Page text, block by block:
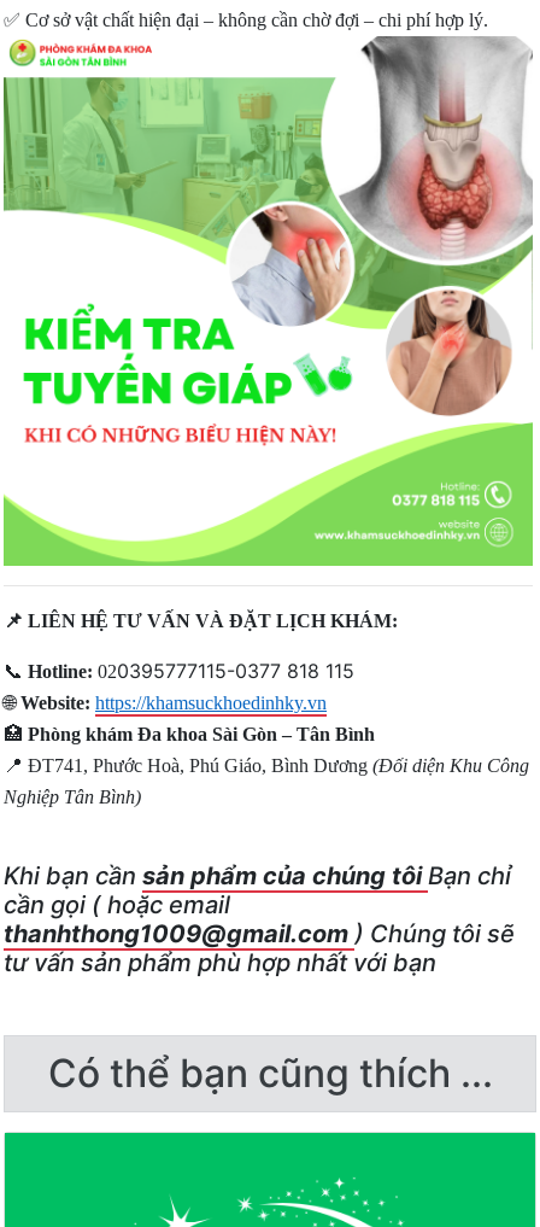
✅ Cơ sở vật chất hiện đại – không cần chờ đợi – chi phí hợp lý.
📌 LIÊN HỆ TƯ VẤN VÀ ĐẶT LỊCH KHÁM:
📞 Hotline: 020395777115-0377 818 115
🌐 Website: https://khamsuckhoedinhky.vn
🏥 Phòng khám Đa khoa Sài Gòn – Tân Bình
📍 ĐT741, Phước Hoà, Phú Giáo, Bình Dương (Đối diện Khu Công
Nghiệp Tân Bình)
Khi bạn cần sản phẩm của chúng tôiBạn chỉ
cần gọi ( hoặc email
thanhthong1009@gmail.com ) Chúng tôi sẽ
tư vấn sản phẩm phù hợp nhất với bạn
Có thể bạn cũng thích ...